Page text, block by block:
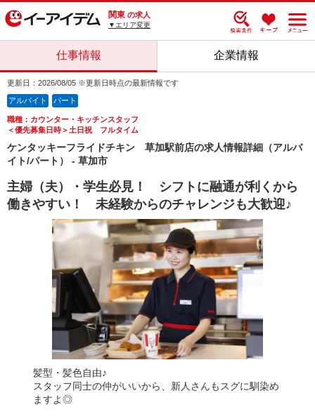
関東 の求人
▼エリア変更
仕事情報 企業情報
更新日：2026/08/05 ※更新日時点の最新情報です
アルバイト パート
職種：カウンター・キッチンスタッフ
＜優先募集日時＞土日祝 フルタイム
ケンタッキーフライドチキン 草加駅前店の求人情報詳細（アルバ
イト/パート） - 草加市
主婦（夫）・学生必見！ シフトに融通が利くから
働きやすい！ 未経験からのチャレンジも大歓迎♪
髪型・髪色自由♪
スタッフ同士の仲がいいから、新人さんもスグに馴染め
ますよ◎